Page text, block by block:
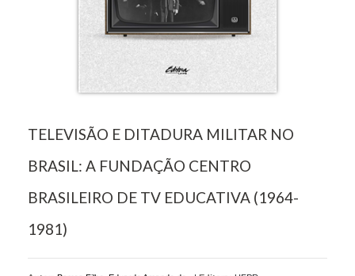
TELEVISÃO E DITADURA MILITAR NO
BRASIL: A FUNDAÇÃO CENTRO
BRASILEIRO DE TV EDUCATIVA (1964-
1981)